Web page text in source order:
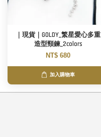
｜現貨｜GOLDY_繁星愛心多重
造型頸鍊_2colors
NT$ 680
加入購物車